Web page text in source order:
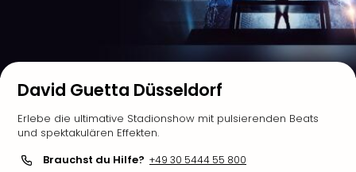
David Guetta Düsseldorf
Erlebe die ultimative Stadionshow mit pulsierenden Beats
und spektakulären Effekten.
Brauchst du Hilfe? +49 30 5444 55 800